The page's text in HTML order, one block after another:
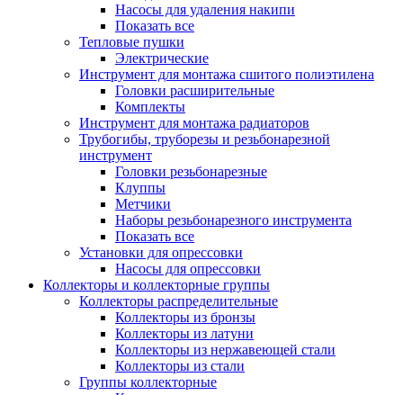
Насосы для удаления накипи
Показать все
Тепловые пушки
Электрические
Инструмент для монтажа сшитого полиэтилена
Головки расширительные
Комплекты
Инструмент для монтажа радиаторов
Трубогибы, труборезы и резьбонарезной
инструмент
Головки резьбонарезные
Клуппы
Метчики
Наборы резьбонарезного инструмента
Показать все
Установки для опрессовки
Насосы для опрессовки
Коллекторы и коллекторные группы
Коллекторы распределительные
Коллекторы из бронзы
Коллекторы из латуни
Коллекторы из нержавеющей стали
Коллекторы из стали
Группы коллекторные